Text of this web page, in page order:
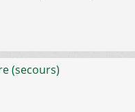
(secours)